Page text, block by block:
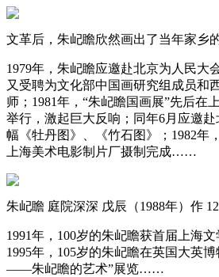
文革后，朱屺瞻欣然画出了当年家乡
1979年，朱屺瞻应邀赴北京为人民大
又受聘为文化部中国画研究组成员和
师；1981年，“朱屺瞻国画展”先后在
举行，激起巨大反响；同年6月应邀
幅《牡丹图》、《竹石图》；1982年
上海美术电影制片厂摄制完成……
朱屺瞻 庭院深深 戊辰（1988年）作
1991年，100岁的朱屺瞻获首届上海文
1995年，105岁的朱屺瞻在英国大英
——朱屺瞻的艺术”展览……